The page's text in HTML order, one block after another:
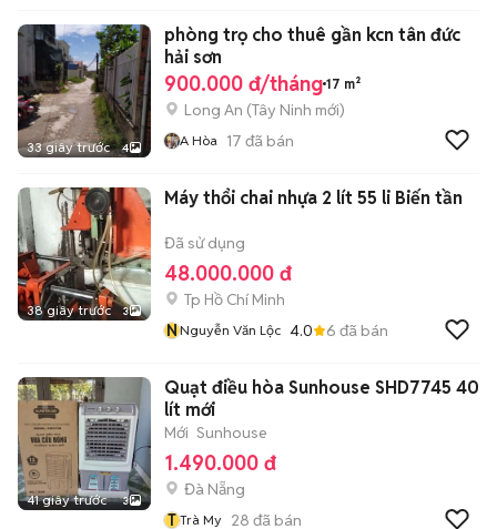
33 giây trước 4
phòng trọ cho thuê gần kcn tân đức
hải sơn
900.000 đ/tháng 17 m²
Long An (Tây Ninh mới)
A Hòa 17 đã bán
38 giây trước 3
Máy thổi chai nhựa 2 lít 55 li Biến tần
Đã sử dụng
48.000.000 đ
Tp Hồ Chí Minh
NNguyễn Văn Lộc 4.0 6 đã bán
41 giây trước 3
Quạt điều hòa Sunhouse SHD7745 40
lít mới
Mới Sunhouse
1.490.000 đ
Đà Nẵng
T Trà My 28 đã bán